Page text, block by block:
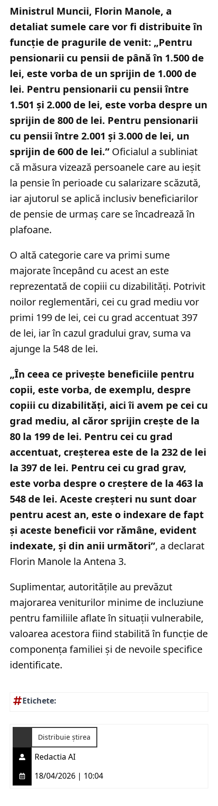
Ministrul Muncii, Florin Manole, a
detaliat sumele care vor fi distribuite în
funcție de pragurile de venit: „Pentru
pensionarii cu pensii de până în 1.500 de
lei, este vorba de un sprijin de 1.000 de
lei. Pentru pensionarii cu pensii între
1.501 și 2.000 de lei, este vorba despre un
sprijin de 800 de lei. Pentru pensionarii
cu pensii între 2.001 și 3.000 de lei, un
sprijin de 600 de lei.” Oficialul a subliniat
că măsura vizează persoanele care au ieșit
la pensie în perioade cu salarizare scăzută,
iar ajutorul se aplică inclusiv beneficiarilor
de pensie de urmaș care se încadrează în
plafoane.
O altă categorie care va primi sume
majorate începând cu acest an este
reprezentată de copiii cu dizabilități. Potrivit
noilor reglementări, cei cu grad mediu vor
primi 199 de lei, cei cu grad accentuat 397
de lei, iar în cazul gradului grav, suma va
ajunge la 548 de lei.
„În ceea ce priveşte beneficiile pentru
copii, este vorba, de exemplu, despre
copiii cu dizabilităţi, aici îi avem pe cei cu
grad mediu, al căror sprijin creşte de la
80 la 199 de lei. Pentru cei cu grad
accentuat, creşterea este de la 232 de lei
la 397 de lei. Pentru cei cu grad grav,
este vorba despre o creştere de la 463 la
548 de lei. Aceste creşteri nu sunt doar
pentru acest an, este o indexare de fapt
şi aceste beneficii vor rămâne, evident
indexate, şi din anii următori”, a declarat
Florin Manole la Antena 3.
Suplimentar, autoritățile au prevăzut
majorarea veniturilor minime de incluziune
pentru familiile aflate în situații vulnerabile,
valoarea acestora fiind stabilită în funcție de
componența familiei și de nevoile specifice
identificate.
Etichete:
Distribuie știrea
Redactia AI
18/04/2026 | 10:04